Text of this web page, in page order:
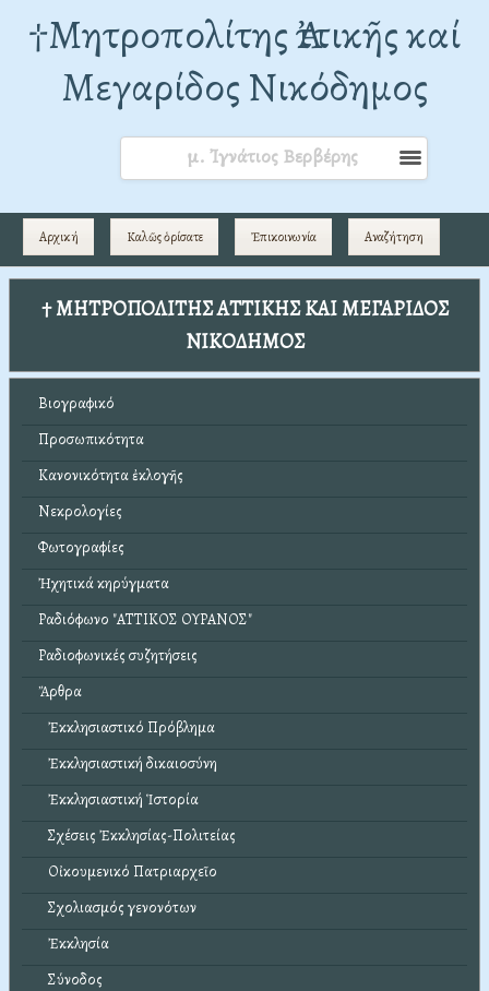
†Mητροπολίτης Ἀττικῆς καί
Μεγαρίδος Νικόδημος
μ. Ἰγνάτιος Βερβέρης
Αρχική Καλῶς ὁρίσατε Ἐπικοινωνία Αναζήτηση
† ΜΗΤΡΟΠΟΛΙΤΗΣ ΑΤΤΙΚΗΣ ΚΑΙ ΜΕΓΑΡΙΔΟΣ
ΝΙΚΟΔΗΜΟΣ
Βιογραφικό
Προσωπικότητα
Κανονικότητα ἐκλογῆς
Νεκρολογίες
Φωτογραφίες
Ἠχητικά κηρύγματα
Ραδιόφωνο "ΑΤΤΙΚΟΣ ΟΥΡΑΝΟΣ"
Ραδιοφωνικές συζητήσεις
Ἄρθρα
Ἐκκλησιαστικό Πρόβλημα
Ἐκκλησιαστική δικαιοσύνη
Ἐκκλησιαστική Ἱστορία
Σχέσεις Ἐκκλησίας-Πολιτείας
Οἰκουμενικό Πατριαρχεῖο
Σχολιασμός γενονότων
Ἐκκλησία
Σύνοδος